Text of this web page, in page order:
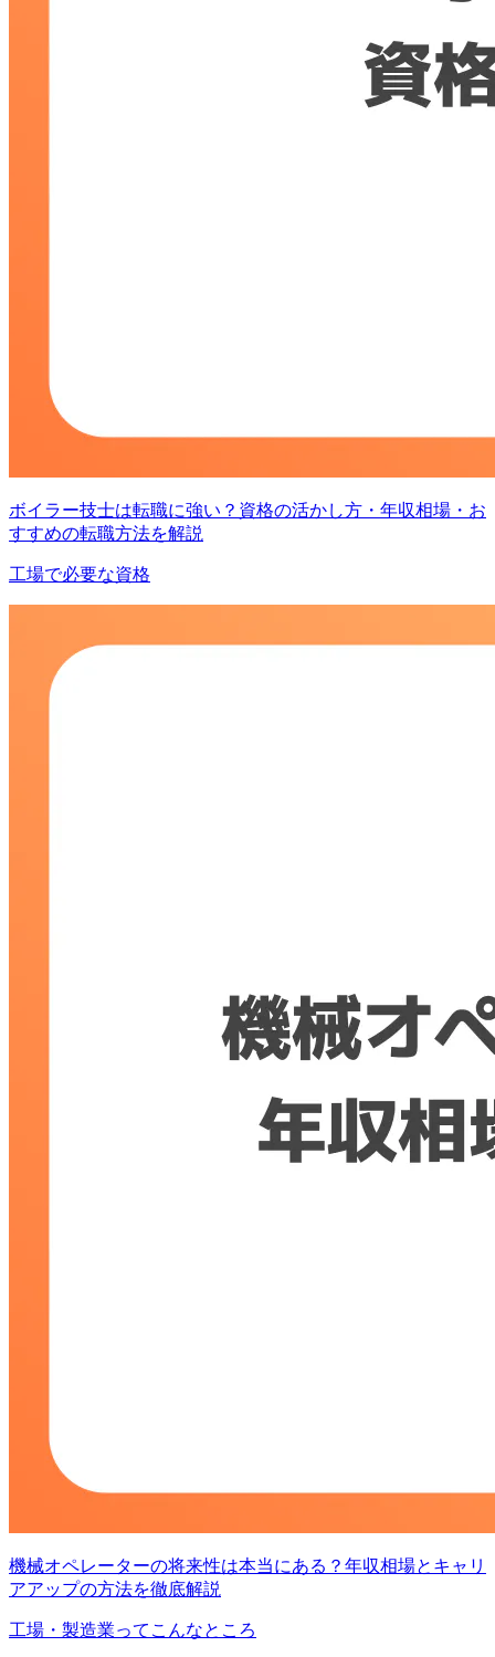
ボイラー技士は転職に強い？資格の活かし方・年収相場・お
すすめの転職方法を解説
工場で必要な資格
機械オペレーターの将来性は本当にある？年収相場とキャリ
アアップの方法を徹底解説
工場・製造業ってこんなところ